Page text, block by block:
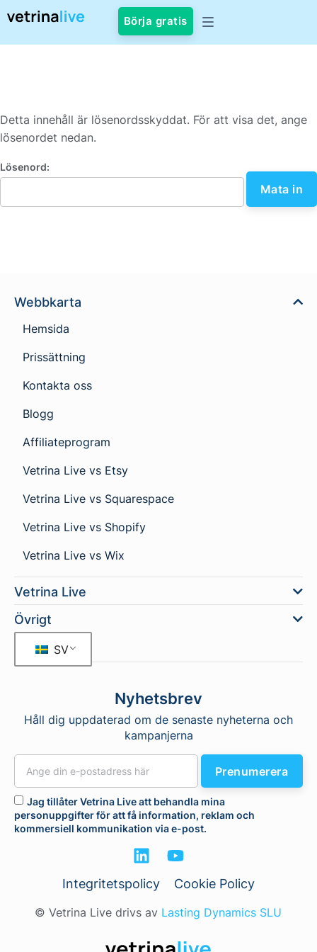
Börja gratis
Detta innehåll är lösenordsskyddat. För att visa det, ange
lösenordet nedan.
Lösenord:
Webbkarta
Hemsida
Prissättning
Kontakta oss
Blogg
Affiliateprogram
Vetrina Live vs Etsy
Vetrina Live vs Squarespace
Vetrina Live vs Shopify
Vetrina Live vs Wix
Vetrina Live
Övrigt
SV
Nyhetsbrev
Håll dig uppdaterad om de senaste nyheterna och
kampanjerna
Jag tillåter Vetrina Live att behandla mina
personuppgifter för att få information, reklam och
kommersiell kommunikation via e-post.
Prenumerera
Integritetspolicy Cookie Policy
© Vetrina Live drivs av Lasting Dynamics SLU